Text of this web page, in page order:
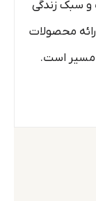
سبک زندگی
محصولات
مسیر است.